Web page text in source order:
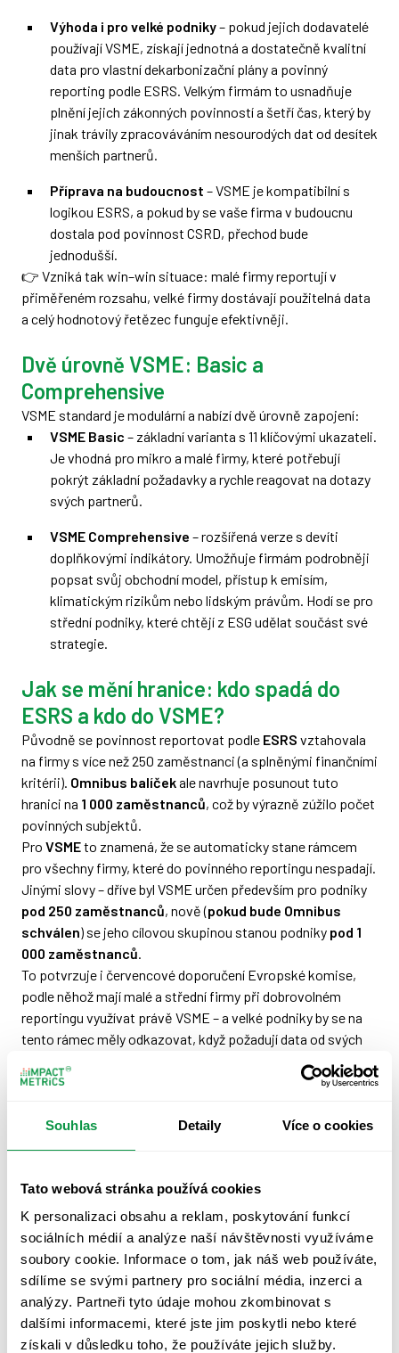
Souhlas Detaily Více o cookies
Tato webová stránka používá cookies
K personalizaci obsahu a reklam, poskytování funkcí
sociálních médií a analýze naší návštěvnosti využíváme
soubory cookie. Informace o tom, jak náš web používáte,
sdílíme se svými partnery pro sociální média, inzerci a
analýzy. Partneři tyto údaje mohou zkombinovat s
dalšími informacemi, které jste jim poskytli nebo které
získali v důsledku toho, že používáte jejich služby.
Výhoda i pro velké podniky– pokud jejich dodavatelé
používají VSME, získají jednotná a dostatečně kvalitní
data pro vlastní dekarbonizační plány a povinný
reporting podle ESRS. Velkým firmám to usnadňuje
plnění jejich zákonných povinností a šetří čas, který by
jinak trávily zpracováváním nesourodých dat od desítek
menších partnerů.
Příprava na budoucnost – VSME je kompatibilní s
logikou ESRS, a pokud by se vaše firma v budoucnu
dostala pod povinnost CSRD, přechod bude
jednodušší.
👉 Vzniká tak win–win situace: malé firmy reportují v
přiměřeném rozsahu, velké firmy dostávají použitelná data
a celý hodnotový řetězec funguje efektivněji.
Dvě úrovně VSME: Basic a
Comprehensive
VSME standard je modulární a nabízí dvě úrovně zapojení:
VSME Basic – základní varianta s 11 klíčovými ukazateli.
Je vhodná pro mikro a malé firmy, které potřebují
pokrýt základní požadavky a rychle reagovat na dotazy
svých partnerů.
VSME Comprehensive – rozšířená verze s devíti
doplňkovými indikátory. Umožňuje firmám podrobněji
popsat svůj obchodní model, přístup k emisím,
klimatickým rizikům nebo lidským právům. Hodí se pro
střední podniky, které chtějí z ESG udělat součást své
strategie.
Jak se mění hranice: kdo spadá do
ESRS a kdo do VSME?
Původně se povinnost reportovat podle ESRS vztahovala
na firmy s více než 250 zaměstnanci (a splněnými finančními
kritérii). Omnibus balíčekale navrhuje posunout tuto
hranici na 1 000 zaměstnanců, což by výrazně zúžilo počet
povinných subjektů.
Pro VSMEto znamená, že se automaticky stane rámcem
pro všechny firmy, které do povinného reportingu nespadají.
Jinými slovy – dříve byl VSME určen především pro podniky
pod 250 zaměstnanců, nově (pokud bude Omnibus
schválen) se jeho cílovou skupinou stanou podniky pod 1
000 zaměstnanců.
To potvrzuje i červencové doporučení Evropské komise,
podle něhož mají malé a střední firmy při dobrovolném
reportingu využívat právě VSME – a velké podniky by se na
tento rámec měly odkazovat, když požadují data od svých
V roce 2025 představila Evropská komise tzv.Omnibus
balíček– soubor legislativních změn, které mají snížit
evropský reporting.
Klíčové body:
Zúžení povinnosti– reporting by se měl nově týkat
firem s více než 1 000 zaměstnanci (místo původních
250).
Stop-the-Clock – povinnost pro část firem se odkládá
o dva roky.